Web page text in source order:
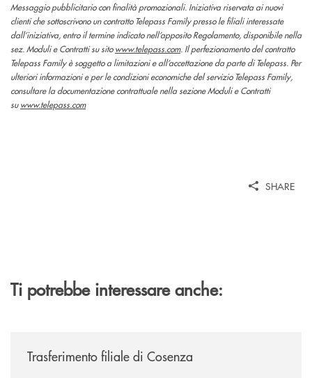
Messaggio pubblicitario con finalità promozionali. Iniziativa riservata ai nuovi
clienti che sottoscrivono un contratto Telepass Family presso le filiali interessate
dall’iniziativa, entro il termine indicato nell’apposito Regolamento, disponibile nella
sez. Moduli e Contratti su sitowww.telepass.com. Il perfezionamento del contratto
Telepass Family è soggetto a limitazioni e all’accettazione da parte di Telepass. Per
ulteriori informazioni e per le condizioni economiche del servizio Telepass Family,
consultare la documentazione contrattuale nella sezione Moduli e Contratti
suwww.telepass.com
SHARE
Ti potrebbe interessare anche:
Trasferimento filiale di Cosenza